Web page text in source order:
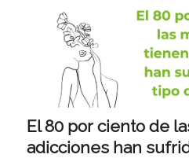
El 80 por ciento de
adicciones han